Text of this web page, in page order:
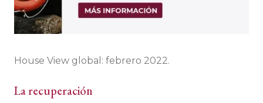
House View global: febrero 2022.
La recuperación